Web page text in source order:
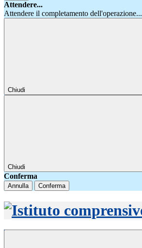
Attendere...
Attendere il completamento dell'operazione...
Chiudi
Chiudi
Conferma
Annulla Conferma